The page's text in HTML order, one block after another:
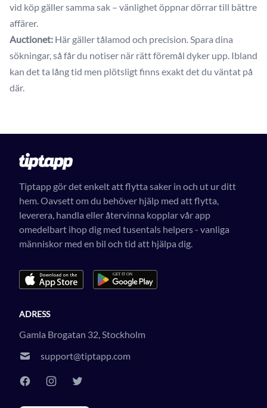
vid köp gäller samma sak – vänlighet öppnar dörrar till bättre
affärer.
Auctionet: Här gäller tålamod och precision. Spara dina
sökningar, så får du notiser när rätt föremål dyker upp. Ibland
kan det ta lång tid men plötsligt finns exakt det du väntat på
där.
Tiptapp gör det enkelt att flytta saker in och ut ur ditt
hem. Oavsett om du behöver hjälp med att flytta,
leverera, handla eller återvinna kopplar vår app
omedelbart ihop dig med tusentals helpers - vanliga
människor med en bil och tid att hjälpa dig.
ADRESS
Gamla Brogatan 32, Stockholm
support@tiptapp.com